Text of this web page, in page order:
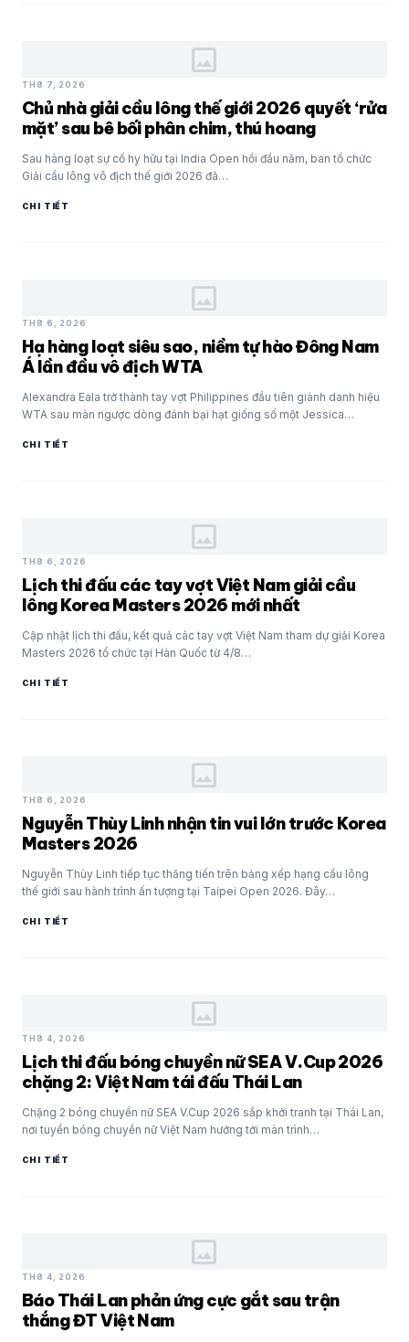
image
TH8 7, 2026
Chủ nhà giải cầu lông thế giới 2026 quyết ‘rửa
mặt’ sau bê bối phân chim, thú hoang
Sau hàng loạt sự cố hy hữu tại India Open hồi đầu năm, ban tổ chức
Giải cầu lông vô địch thế giới 2026 đã…
CHI TIẾT
image
TH8 6, 2026
Hạ hàng loạt siêu sao, niềm tự hào Đông Nam
Á lần đầu vô địch WTA
Alexandra Eala trở thành tay vợt Philippines đầu tiên giành danh hiệu
WTA sau màn ngược dòng đánh bại hạt giống số một Jessica
CHI TIẾT
image
TH8 6, 2026
Lịch thi đấu các tay vợt Việt Nam giải cầu
lông Korea Masters 2026 mới nhất
Cập nhật lịch thi đấu, kết quả các tay vợt Việt Nam tham dự giải Korea
Masters 2026 tổ chức tại Hàn Quốc từ 4/8…
CHI TIẾT
image
TH8 6, 2026
Nguyễn Thùy Linh nhận tin vui lớn trước Korea
Masters 2026
Nguyễn Thùy Linh tiếp tục thăng tiến trên bảng xếp hạng cầu lông
thế giới sau hành trình ấn tượng tại Taipei Open 2026. Đây…
CHI TIẾT
image
TH8 4, 2026
Lịch thi đấu bóng chuyền nữ SEA V.Cup 2026
chặng 2: Việt Nam tái đấu Thái Lan
Chặng 2 bóng chuyền nữ SEA V.Cup 2026 sắp khởi tranh tại Thái Lan,
nơi tuyển bóng chuyền nữ Việt Nam hướng tới màn trình…
CHI TIẾT
image
TH8 4, 2026
Báo Thái Lan phản ứng cực gắt sau trận
thắng ĐT Việt Nam